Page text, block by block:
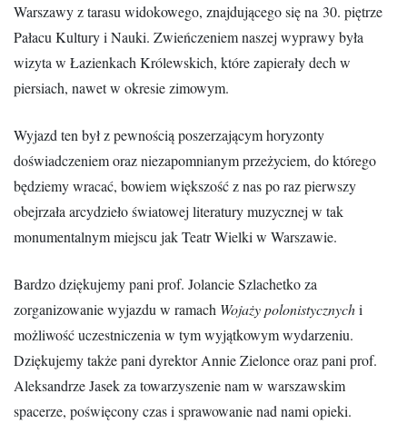
Warszawy z tarasu widokowego, znajdującego się na 30. piętrze
Pałacu Kultury i Nauki. Zwieńczeniem naszej wyprawy była
wizyta w Łazienkach Królewskich, które zapierały dech w
piersiach, nawet w okresie zimowym.
Wyjazd ten był z pewnością poszerzającym horyzonty
doświadczeniem oraz niezapomnianym przeżyciem, do którego
będziemy wracać, bowiem większość z nas po raz pierwszy
obejrzała arcydzieło światowej literatury muzycznej w tak
monumentalnym miejscu jak Teatr Wielki w Warszawie.
Bardzo dziękujemy pani prof. Jolancie Szlachetko za
zorganizowanie wyjazdu w ramach Wojaży polonistycznychi
możliwość uczestniczenia w tym wyjątkowym wydarzeniu.
Dziękujemy także pani dyrektor Annie Zielonce oraz pani prof.
Aleksandrze Jasek za towarzyszenie nam w warszawskim
spacerze, poświęcony czas i sprawowanie nad nami opieki.